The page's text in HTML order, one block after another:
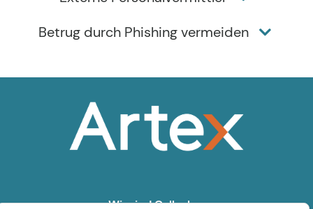
Betrug durch Phishing vermeiden
Wir sind Gallagher